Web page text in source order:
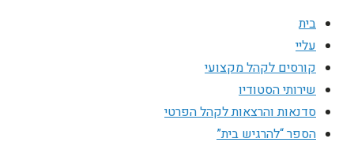
בית
עליי
קורסים לקהל מקצועי
שירותי הסטודיו
סדנאות והרצאות לקהל הפרטי
הספר “להרגיש בית”